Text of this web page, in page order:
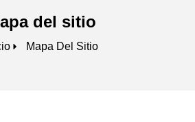
del sitio
Mapa Del Sitio